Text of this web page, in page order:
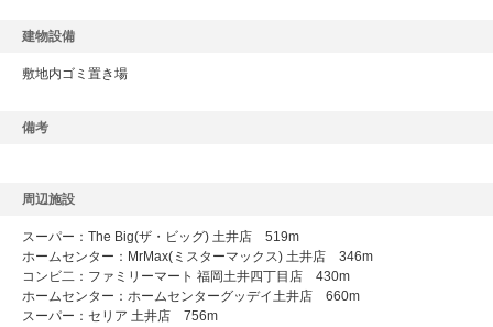
建物設備
敷地内ゴミ置き場
備考
周辺施設
スーパー：The Big(ザ・ビッグ) 土井店 519m
ホームセンター：MrMax(ミスターマックス) 土井店 346m
コンビ二：ファミリーマート 福岡土井四丁目店 430m
ホームセンター：ホームセンターグッデイ土井店 660m
スーパー：セリア 土井店 756m